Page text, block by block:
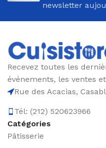
newsletter
Recevez toutes les
événements, les ventes
Rue des Acacias,
Tél: (212) 520623966
Catégories
Pâtisserie